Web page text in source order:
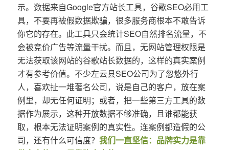
示。数据来自Google官方站长工具，谷歌SEO必用工
具，不要再被假数据欺骗，很多服务商根本不敢告诉
你它的存在。此工具只会统计SEO自然排名流量，不
会被竞价广告等流量干扰。而且，无网站管理权限是
无法获取该网站的谷歌站长数据的，这样的真实案例
才有参考价值。不少左云县SEO公司为了忽悠外行
人，喜欢扯一堆著名公司，说是自己的客户，放在案
例里，却无任何证明；或者，把一些第三方工具的数
据作为展示，这种开放数据不够准确，且谁都能获
取，根本无法证明案例的真实性。连案例都造假的公
司，还有什么可信度？ 我们一直坚信：品牌实力是靠